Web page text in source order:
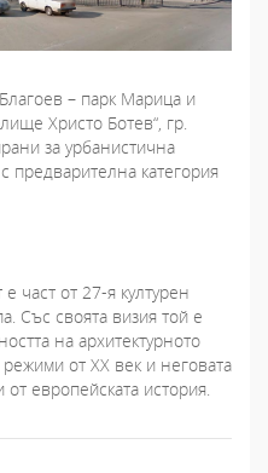
– парк Марица и
Христо Ботев“, гр.
за урбанистична
предварителна категория
част от 27-я културен
Със своята визия той е
на архитектурното
от ХХ век и неговата
европейската история.